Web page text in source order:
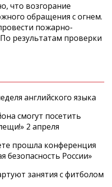
что возгорание
обращения с огнем.
пожарно-
результатам проверки
английского языка
смогут посетить
2 апреля
прошла конференция
безопасность России»
занятия с фитболом